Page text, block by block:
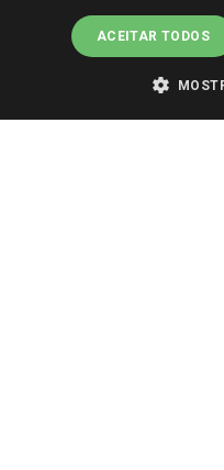
ACEITAR TODOS